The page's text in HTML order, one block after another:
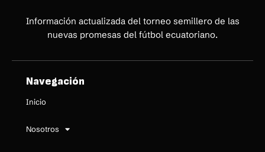
Información actualizada del torneo semillero de las
nuevas promesas del fútbol ecuatoriano.
Navegación
Inicio
Nosotros